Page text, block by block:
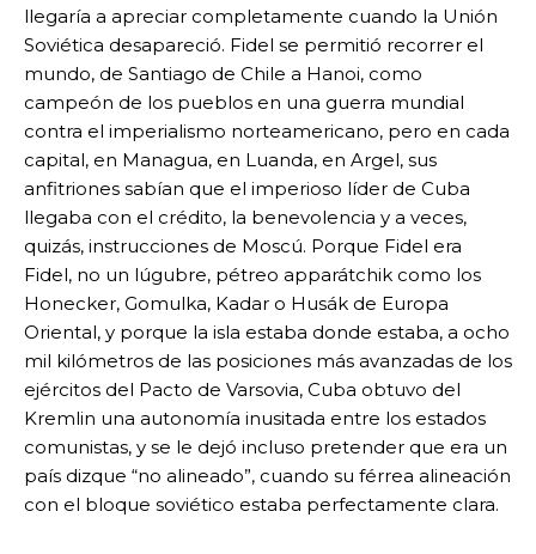
llegaría a apreciar completamente cuando la Unión
Soviética desapareció. Fidel se permitió recorrer el
mundo, de Santiago de Chile a Hanoi, como
campeón de los pueblos en una guerra mundial
contra el imperialismo norteamericano, pero en cada
capital, en Managua, en Luanda, en Argel, sus
anfitriones sabían que el imperioso líder de Cuba
llegaba con el crédito, la benevolencia y a veces,
quizás, instrucciones de Moscú. Porque Fidel era
Fidel, no un lúgubre, pétreo apparátchik como los
Honecker, Gomulka, Kadar o Husák de Europa
Oriental, y porque la isla estaba donde estaba, a ocho
mil kilómetros de las posiciones más avanzadas de los
ejércitos del Pacto de Varsovia, Cuba obtuvo del
Kremlin una autonomía inusitada entre los estados
comunistas, y se le dejó incluso pretender que era un
país dizque “no alineado”, cuando su férrea alineación
con el bloque soviético estaba perfectamente clara.